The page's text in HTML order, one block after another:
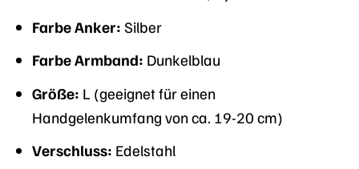
Farbe Anker: Silber
Farbe Armband: Dunkelblau
Größe: L (geeignet für einen
Handgelenkumfang von ca. 19-20 cm)
Verschluss: Edelstahl